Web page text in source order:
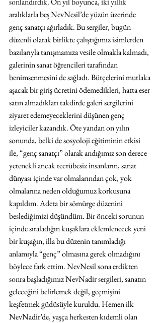
aralıklarla beş NevNesil’de yüzün üzerinde
genç sanatçı ağırladık. Bu sergiler, bugün
düzenli olarak birlikte çalıştığımız isimlerden
bazılarıyla tanışmamıza vesile olmakla kalmadı,
galerinin sanat öğrencileri tarafından
benimsenmesini de sağladı. Bütçelerini mutlaka
aşacak bir giriş ücretini ödemedikleri, hatta eser
satın almadıkları takdirde galeri sergilerini
ziyaret edemeyeceklerini düşünen genç
izleyiciler kazandık. Öte yandan on yılın
sonunda, belki de sosyoloji eğitiminin etkisi
ile, “genç sanatçı” olarak andığımız son derece
yetenekli ancak tecrübesiz insanların, sanat
dünyası içinde var olmalarından çok, yok
olmalarına neden olduğumuz korkusuna
kapıldım. Adeta bir sömürge düzenini
beslediğimizi düşündüm. Bir önceki sorunun
içinde sıraladığın kuşaklara eklemlenecek yeni
bir kuşağın, illa bu düzenin tanımladığı
anlamıyla “genç” olmasına gerek olmadığını
böylece fark ettim. NevNesil sona erdikten
sonra başladığımız NevNadir sergileri, sanatın
geleceğini belirlemek değil, geçmişini
keşfetmek güdüsüyle kuruldu. Hemen ilk
NevNadir’de, yaşça herkesten kıdemli olan